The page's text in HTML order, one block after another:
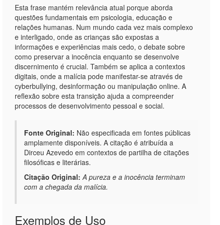
Esta frase mantém relevância atual porque aborda
questões fundamentais em psicologia, educação e
relações humanas. Num mundo cada vez mais complexo
e interligado, onde as crianças são expostas a
informações e experiências mais cedo, o debate sobre
como preservar a inocência enquanto se desenvolve
discernimento é crucial. Também se aplica a contextos
digitais, onde a malícia pode manifestar-se através de
cyberbullying, desinformação ou manipulação online. A
reflexão sobre esta transição ajuda a compreender
processos de desenvolvimento pessoal e social.
Fonte Original: Não especificada em fontes públicas
amplamente disponíveis. A citação é atribuída a
Dirceu Azevedo em contextos de partilha de citações
filosóficas e literárias.
Citação Original: A pureza e a inocência terminam
com a chegada da malícia.
Exemplos de Uso